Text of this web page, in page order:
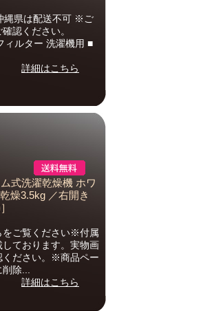
縄県は配送不可 ※ご
認ください。
ィルター 洗濯機用 ■
詳細はこちら
式洗濯乾燥機 ホワ
燥3.5kg ／右開き
をご覧ください※付属
ております。実物画
ください。※商品ペー
除...
詳細はこちら